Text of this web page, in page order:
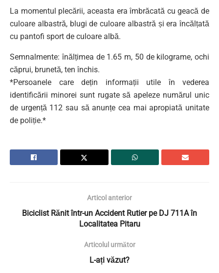
La momentul plecării, aceasta era îmbrăcată cu geacă de
culoare albastră, blugi de culoare albastră și era încălțată
cu pantofi sport de culoare albă.
Semnalmente: înălțimea de 1.65 m, 50 de kilograme, ochi
căprui, brunetă, ten închis.
*Persoanele care dețin informații utile în vederea
identificării minorei sunt rugate să apeleze numărul unic
de urgență 112 sau să anunțe cea mai apropiată unitate
de poliție.*
Articol anterior
Biciclist Rănit într-un Accident Rutier pe DJ 711A în
Localitatea Pitaru
Articolul următor
L-ați văzut?